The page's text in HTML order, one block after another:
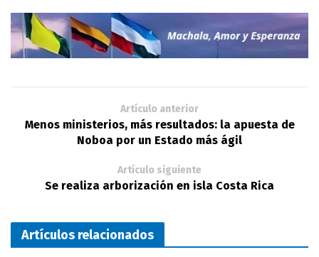
Artículo anterior
Menos ministerios, más resultados: la apuesta de
Noboa por un Estado más ágil
Artículo siguiente
Se realiza arborización en isla Costa Rica
Artículos relacionados